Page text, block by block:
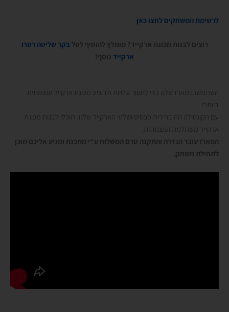
לרשימת המשחקים לחצו כאן
רוצים לבנות מכונת ארקייד? מומלץ להוסיף לסלבקר שליטה רטרו
ארקייד נוסף!
השתמשו במארז שלנו כדי לחסוך עלויות ולהציע מכונת ארקייד עוצמתית
ביותר!
עם הקונסולה ההיברידית כבסיס ושלטי הארקייד שלנו, תוכלו לבנות מכונת
ארקייד משתלמת ועוצמתית.
המארז עובר הגדרה והתקנה טרם המשלוח ע"י מתכנת ומגיע אליכם מוכן
לתחילת משחק.